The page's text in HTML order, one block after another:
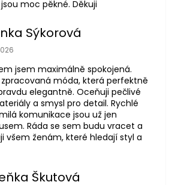
moc pěkné. Děkuji
Sýkorová
obchodu je 5 z 5 hvězdiček.
jsem maximálně spokojená.
zpracovaná móda, která perfektně
elegantně. Oceňuji pečlivé
a smysl pro detail. Rychlé
komunikace jsou už jen
Ráda se sem budu vracet a
všem ženám, které hledají styl a
Škutová